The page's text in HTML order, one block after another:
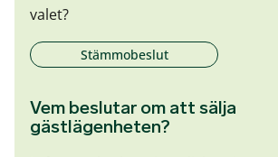
valet?
Stämmobeslut
Vem beslutar om att sälja
gästlägenheten?